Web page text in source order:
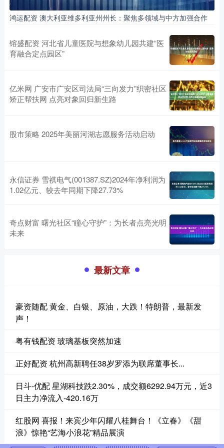
鸿运配资 澳大利亚维多利亚州州长：聚焦多领域与中方加强合作
镕盛配资 河北省儿童医院与想象幼儿园共建“医
育融合定点园区”
亿米网 广安市广安区司法局“三向发力”织密社区
矫正帮扶网 点亮对象回归新生路
股市策略 2025年美丽河湖志愿服务活动启动
永信证券 雪祺电气(001387.SZ)2024年净利润为
1.02亿元、较去年同期下降27.73%
奇点财富 曙光社区“瞳心守护”：为长者点亮光明
未来
最新文章
豪资随配 黄金、白银、原油，大跌！特朗普，最新发
声！
粤有钱配资 玻璃基板突然加速
正好配资 杭州高新聘任38岁罗添为联席董事长...
日斗-优配 星湖科技跌2.30%，成交额6292.94万元，近3
日主力净流入-420.16万
红股网 喜报！来宾少年闪耀八桂舞台！《立春》《甜
浪》惊艳“艺海小浪花”精品展演